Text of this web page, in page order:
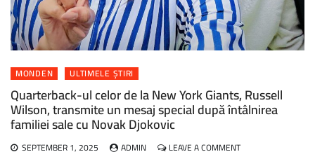
MONDEN ULTIMELE ȘTIRI
Quarterback-ul celor de la New York Giants, Russell
Wilson, transmite un mesaj special după întâlnirea
familiei sale cu Novak Djokovic
SEPTEMBER 1, 2025 ADMIN LEAVE A COMMENTON